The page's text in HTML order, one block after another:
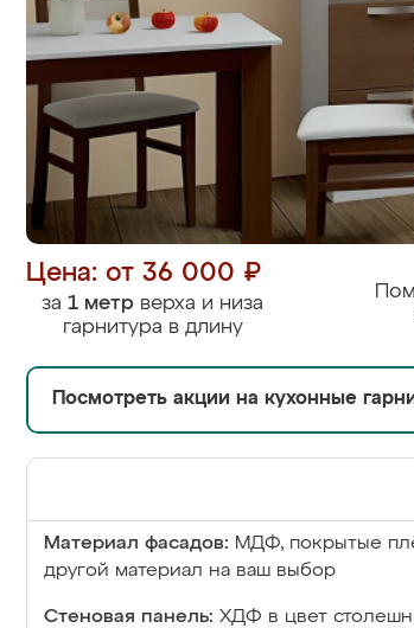
Цена: от 36 000 ₽
за 1 метр верха и низа
гарнитура в длину
Посмотреть акции на кухонные
Материал фасадов: МДФ, покрытые
другой материал на ваш выбор
Стеновая панель: ХДФ в цвет